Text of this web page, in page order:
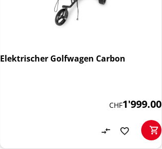
Elektrischer Golfwagen Carbon
CHF1'999.00